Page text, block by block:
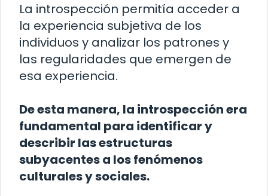
La introspección permitía acceder a
la experiencia subjetiva de los
individuos y analizar los patrones y
las regularidades que emergen de
esa experiencia.
De esta manera, la introspección era
fundamental para identificar y
describir las estructuras
subyacentes a los fenómenos
culturales y sociales.